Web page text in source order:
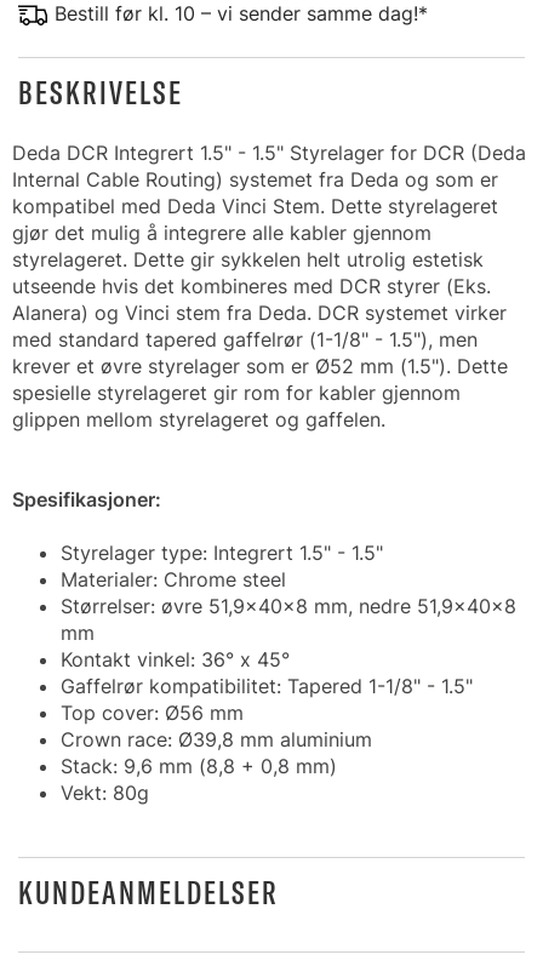
Bestill før kl. 10 – vi sender samme dag!*
BESKRIVELSE
Deda DCR Integrert 1.5" - 1.5" Styrelager for DCR (Deda
Internal Cable Routing) systemet fra Deda og som er
kompatibel med Deda Vinci Stem. Dette styrelageret
gjør det mulig å integrere alle kabler gjennom
styrelageret. Dette gir sykkelen helt utrolig estetisk
utseende hvis det kombineres med DCR styrer (Eks.
Alanera) og Vinci stem fra Deda. DCR systemet virker
med standard tapered gaffelrør (1-1/8" - 1.5"), men
krever et øvre styrelager som er Ø52 mm (1.5"). Dette
spesielle styrelageret gir rom for kabler gjennom
glippen mellom styrelageret og gaffelen.
Spesifikasjoner:
Styrelager type: Integrert 1.5" - 1.5"
Materialer: Chrome steel
Størrelser: øvre 51,9x40x8 mm, nedre 51,9x40x8
mm
Kontakt vinkel: 36° x 45°
Gaffelrør kompatibilitet: Tapered 1-1/8" - 1.5"
Top cover: Ø56 mm
Crown race: Ø39,8 mm aluminium
Stack: 9,6 mm (8,8 + 0,8 mm)
Vekt: 80g
KUNDEANMELDELSER